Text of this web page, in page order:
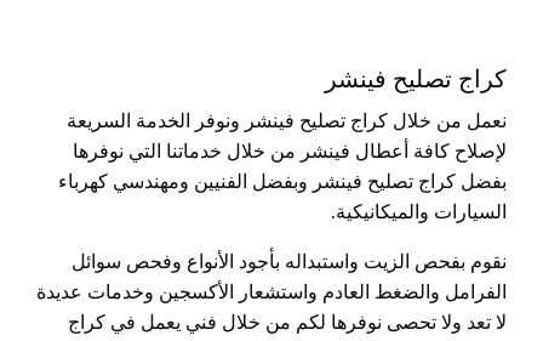
كراج تصليح فينشر
نعمل من خلال كراج تصليح فينشر ونوفر الخدمة السريعة
لإصلاح كافة أعطال فينشر من خلال خدماتنا التي نوفرها
بفضل كراج تصليح فينشر وبفضل الفنيين ومهندسي كهرباء
السيارات والميكانيكية.
نقوم بفحص الزيت واستبداله بأجود الأنواع وفحص سوائل
الفرامل والضغط العادم واستشعار الأكسجين وخدمات عديدة
لا تعد ولا تحصى نوفرها لكم من خلال فني يعمل في كراج